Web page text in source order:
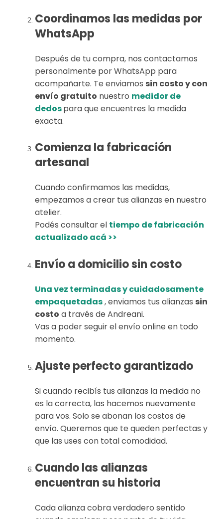
Coordinamos las medidas por
WhatsApp
Después de tu compra, nos contactamos
personalmente por WhatsApp para
acompañarte. Te enviamos sin costo y con
envío gratuito nuestro medidor de
dedospara que encuentres la medida
exacta.
Comienza la fabricación
artesanal
Cuando confirmamos las medidas,
empezamos a crear tus alianzas en nuestro
atelier.
Podés consultar el tiempo de fabricación
actualizado acá >>
Envío a domicilio sin costo
Una vez terminadas y cuidadosamente
empaquetadas, enviamos tus alianzas sin
costo a través de Andreani.
Vas a poder seguir el envío online en todo
momento.
Ajuste perfecto garantizado
Si cuando recibís tus alianzas la medida no
es la correcta, las hacemos nuevamente
para vos. Solo se abonan los costos de
envío. Queremos que te queden perfectas y
que las uses con total comodidad.
Cuando las alianzas
encuentran su historia
Cada alianza cobra verdadero sentido